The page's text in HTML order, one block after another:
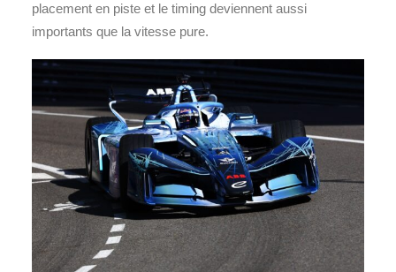
placement en piste et le timing deviennent aussi
importants que la vitesse pure.